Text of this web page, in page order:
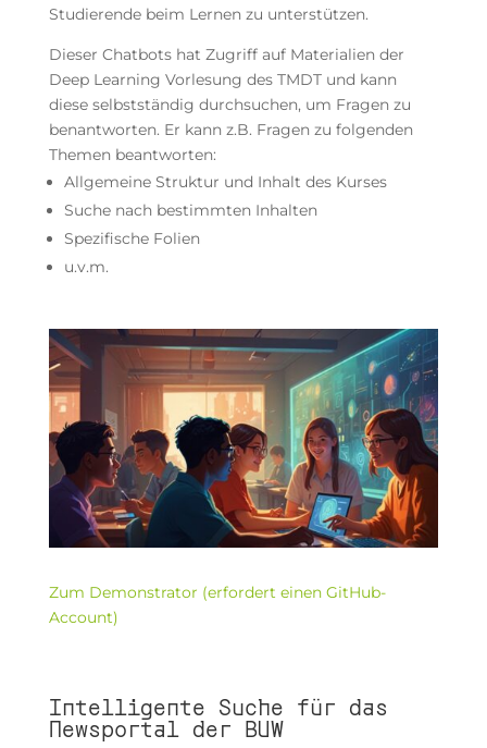
Studierende beim Lernen zu unterstützen.
Dieser Chatbots hat Zugriff auf Materialien der
Deep Learning Vorlesung des TMDT und kann
diese selbstständig durchsuchen, um Fragen zu
benantworten. Er kann z.B. Fragen zu folgenden
Themen beantworten:
Allgemeine Struktur und Inhalt des Kurses
Suche nach bestimmten Inhalten
Spezifische Folien
u.v.m.
Zum Demonstrator (erfordert einen GitHub-
Account)
Intelligente Suche für das
Newsportal der BUW